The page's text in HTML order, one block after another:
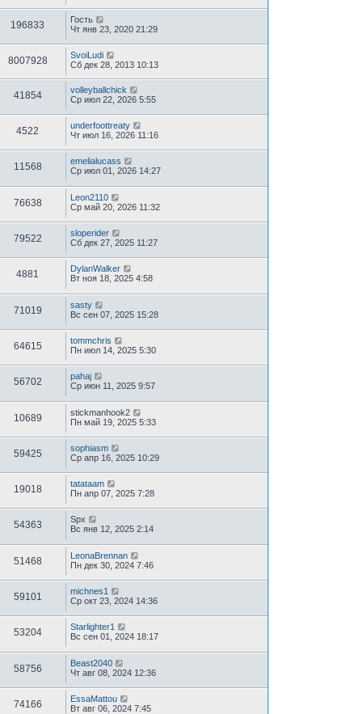
196833
Гость
Чт янв 23, 2020 21:29
8007928
SvoiLudi
Сб дек 28, 2013 10:13
41854
volleyballchick
Ср июл 22, 2026 5:55
4522
underfoottreaty
Чт июл 16, 2026 11:16
11568
emelialucass
Ср июл 01, 2026 14:27
76638
Leon2110
Ср май 20, 2026 11:32
79522
sloperider
Сб дек 27, 2025 11:27
4881
DylanWalker
Вт ноя 18, 2025 4:58
71019
sasty
Вс сен 07, 2025 15:28
64615
tommchris
Пн июл 14, 2025 5:30
56702
pahaj
Ср июн 11, 2025 9:57
10689
stickmanhook2
Пн май 19, 2025 5:33
59425
sophiasm
Ср апр 16, 2025 10:29
19018
tatataam
Пн апр 07, 2025 7:28
54363
Spx
Вс янв 12, 2025 2:14
51468
LeonaBrennan
Пн дек 30, 2024 7:46
59101
michnes1
Ср окт 23, 2024 14:36
53204
Starlighter1
Вс сен 01, 2024 18:17
58756
Beast2040
Чт авг 08, 2024 12:36
74166
EssaMattou
Вт авг 06, 2024 7:45